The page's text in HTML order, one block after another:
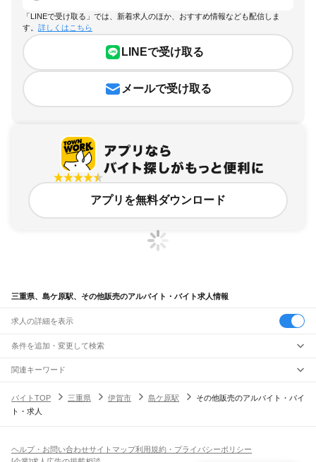
「LINEで受け取る」では、新着求人のほか、おすすめ情報なども配信しま
す。 詳しくはこちら
LINEで受け取る
メールで受け取る
アプリを無料ダウンロード
三重県、島ケ原駅、その他販売のアルバイト・バイト求人情報
求人の詳細を表示
条件を追加・変更して検索
市区町村を追加・変更
三重県すべて
津市
駅を追加・変更
職種を追加・変更
飲食・フードサービスすべて
ホールスタッフキッチンスタッフ
人気
関連キーワード
バイトTOP
三重県 伊賀市 島ケ原駅
その他販売のアルバイト・バイ
ト・求人
ヘルプ・お問い合わせサイトマップ利用規約・プライバシーポリシー